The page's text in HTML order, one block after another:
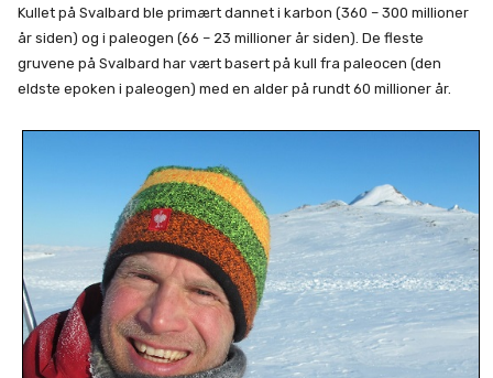
Kullet på Svalbard ble primært dannet i karbon (360 – 300 millioner
år siden) og i paleogen (66 – 23 millioner år siden). De fleste
gruvene på Svalbard har vært basert på kull fra paleocen (den
eldste epoken i paleogen) med en alder på rundt 60 millioner år.